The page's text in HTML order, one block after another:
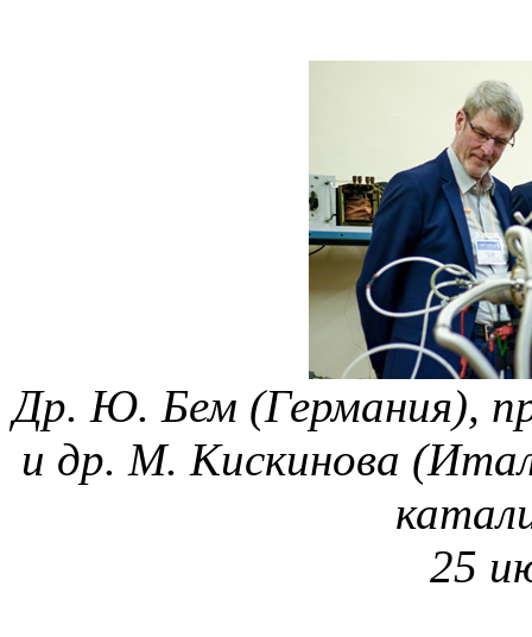
Др. Ю. Бем (Германия),
и др. М. Кискинова
25